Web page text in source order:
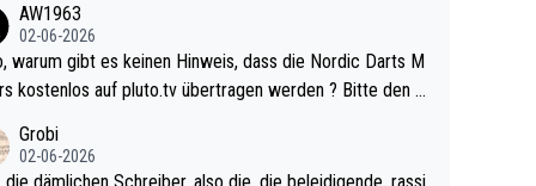
Somit ändert die automatische Qualifikation des Weltm
nichts. Ich denke sie wollen damit für nächste
wenig WDF Turniere spielen. Dies war bei Archie Self l
Jahr der Fall. Er musste als amtierender Weltmeister d
AW1963
02-06-2026
M
kostenlos auf pluto.tv übertragen werden ? Bitte den A
Grobi
02-06-2026